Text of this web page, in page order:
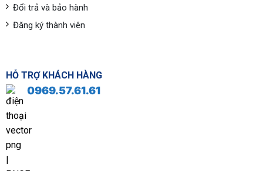
Đổi trả và bảo hành
Đăng ký thành viên
HỖ TRỢ KHÁCH HÀNG
0969.57.61.61